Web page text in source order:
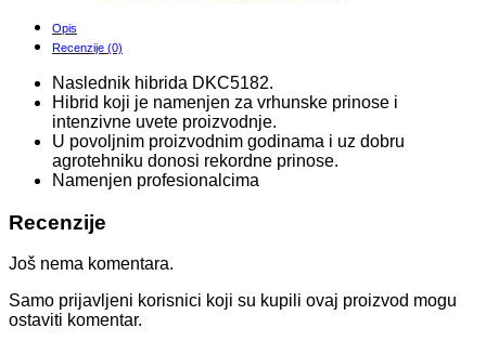
Opis
Recenzije (0)
Naslednik hibrida DKC5182.
Hibrid koji je namenjen za vrhunske prinose i
intenzivne uvete proizvodnje.
U povoljnim proizvodnim godinama i uz dobru
agrotehniku donosi rekordne prinose.
Namenjen profesionalcima
Recenzije
Još nema komentara.
Samo prijavljeni korisnici koji su kupili ovaj proizvod mogu
ostaviti komentar.